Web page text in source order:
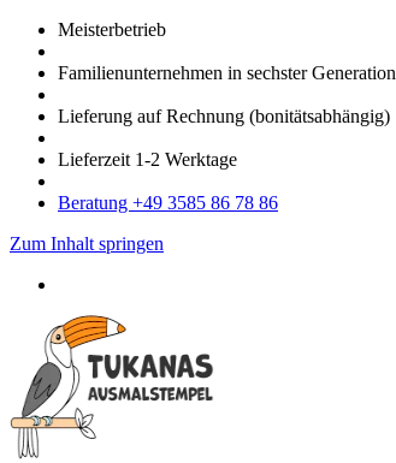
Meister­betrieb
Familien­unter­nehmen in sechster Gene­ration
Lieferung auf Rech­nung (bonitätsabhängig)
Liefer­zeit 1-2 Werk­tage
Bera­tung +49 3585 86 78 86
Zum Inhalt springen